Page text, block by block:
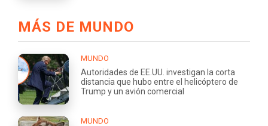
MÁS DE MUNDO
MUNDO
Autoridades de EE.UU. investigan la corta
distancia que hubo entre el helicóptero de
Trump y un avión comercial
MUNDO